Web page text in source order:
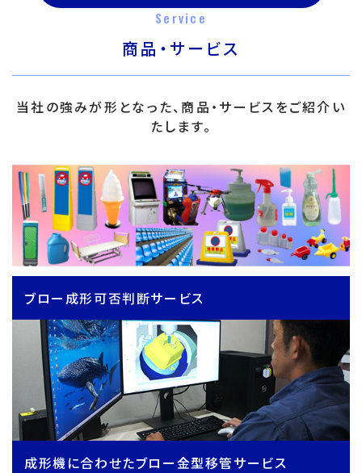
Service
商品・サービス
当社の強みが形となった、商品・サービスをご紹介い
たします。
ブロー成形可否判断サービス
成形機に合わせたブロー金型移管サービス